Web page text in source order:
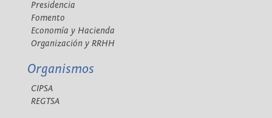
Presidencia
Fomento
Economía y Hacienda
Organización y RRHH
Organismos
CIPSA
REGTSA